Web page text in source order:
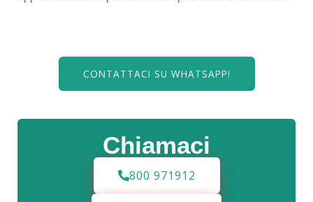
Chiamaci
800 971912
CONTATTACI SU WHATSAPP!